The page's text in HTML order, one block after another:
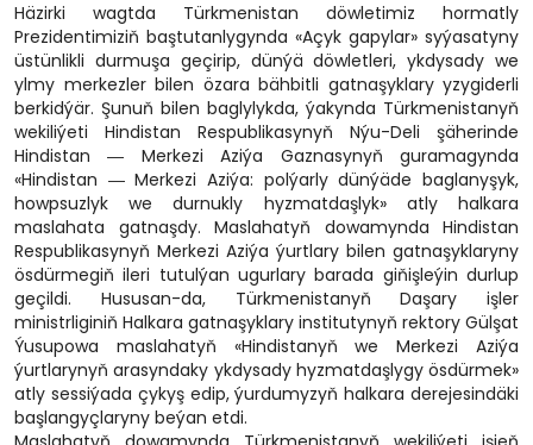
Häzirki wagtda Türkmenistan döwletimiz hormatly
Prezidentimiziň baştutanlygynda «Açyk gapylar» syýasatyny
üstünlikli durmuşa geçirip, dünýä döwletleri, ykdysady we
ylmy merkezler bilen özara bähbitli gatnaşyklary yzygiderli
berkidýär. Şunuň bilen baglylykda, ýakynda Türkmenistanyň
wekiliýeti Hindistan Respublikasynyň Nýu-Deli şäherinde
Hindistan ― Merkezi Aziýa Gaznasynyň guramagynda
«Hindistan ― Merkezi Aziýa: polýarly dünýäde baglanyşyk,
howpsuzlyk we durnukly hyzmatdaşlyk» atly halkara
maslahata gatnaşdy. Maslahatyň dowamynda Hindistan
Respublikasynyň Merkezi Aziýa ýurtlary bilen gatnaşyklaryny
ösdürmegiň ileri tutulýan ugurlary barada giňişleýin durlup
geçildi. Hususan-da, Türkmenistanyň Daşary işler
ministrliginiň Halkara gatnaşyklary institutynyň rektory Gülşat
Ýusupowa maslahatyň «Hindistanyň we Merkezi Aziýa
ýurtlarynyň arasyndaky ykdysady hyzmatdaşlygy ösdürmek»
atly sessiýada çykyş edip, ýurdumyzyň halkara derejesindäki
başlangyçlaryny beýan etdi.